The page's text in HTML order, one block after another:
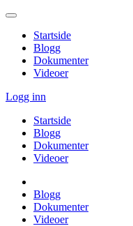
Startside
Blogg
Dokumenter
Videoer
Logg inn
Startside
Blogg
Dokumenter
Videoer
Blogg
Dokumenter
Videoer